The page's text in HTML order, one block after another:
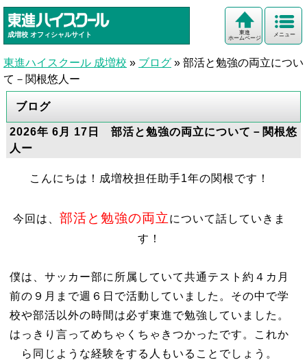
成増校 オフィシャルサイト メニュー
東進
ホームページ
東進ハイスクール 成増校 » ブログ » 部活と勉強の両立につい
て－関根悠人ー
ブログ
2026年 6月 17日 部活と勉強の両立について－関根悠
人ー
こんにちは！成増校担任助手1年の関根です！
今回は、部活と勉強の両立について話していきま
す！
僕は、サッカー部に所属していて共通テスト約４カ月
前の９月まで週６日で活動していました。その中で学
校や部活以外の時間は必ず東進で勉強していました。
はっきり言ってめちゃくちゃきつかったです。これか
ら同じような経験をする人もいることでしょう。